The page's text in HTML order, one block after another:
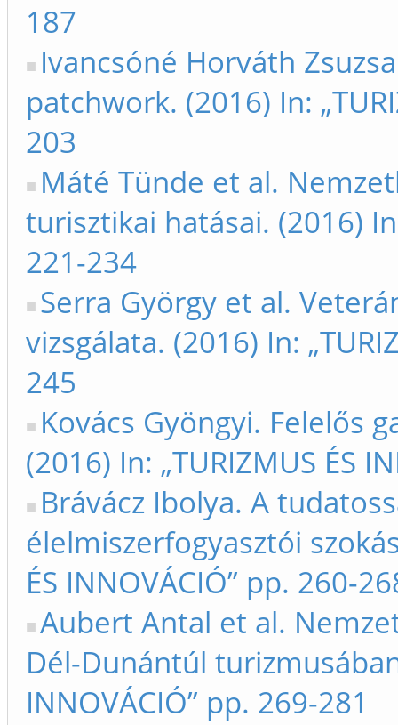
187
Ivancsóné Horváth
patchwork. (2016) In:
203
Máté Tünde et al.
turisztikai hatásai. (2016)
221-234
Serra György et al.
vizsgálata. (2016) In:
245
Kovács Gyöngyi. Felelős
(2016) In: „TURIZMUS ÉS
Brávácz Ibolya. A
élelmiszerfogyasztói
ÉS INNOVÁCIÓ” pp. 260-
Aubert Antal et al.
Dél-Dunántúl
INNOVÁCIÓ” pp. 269-281